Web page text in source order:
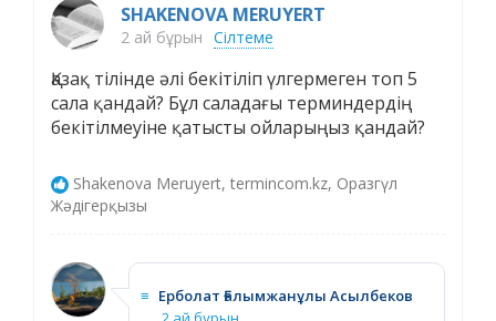
SHAKENOVA MERUYERT
2 ай бұрын Сілтеме
Қазақ тілінде әлі бекітіліп үлгермеген топ 5
сала қандай? Бұл саладағы терминдердің
бекітілмеуіне қатысты ойларыңыз қандай?
Shakenova Meruyert, termincom.kz, Оразгүл
Жәдігерқызы
≡ Ерболат Ғалымжанұлы Асылбеков